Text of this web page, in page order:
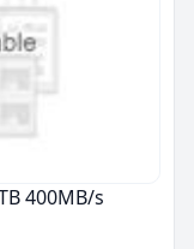
400MB/s